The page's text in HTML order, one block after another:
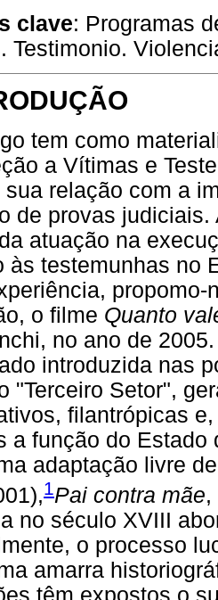
clave: Programas
Testimonio.
tem como
a Vítimas e
sua relação com a
de provas
atuação na
às testemunhas no
o filme Quanto
no ano de
introduzida nas
"Terceiro Setor",
filantrópicas
a função do Estado
adaptação livre
1 Pai contra mãe,
no século XVIII
o processo
amarra
têm expostos o